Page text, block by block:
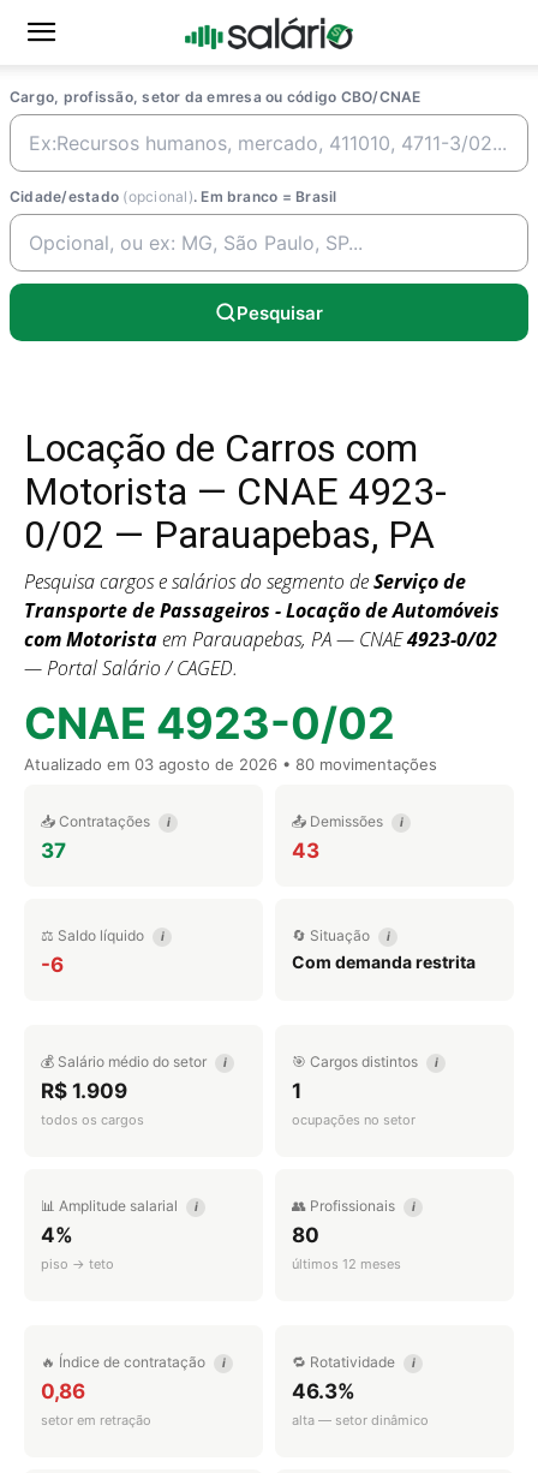
Cargo, profissão, setor da emresa ou código CBO/CNAE
Cidade/estado (opcional). Em branco = Brasil
Pesquisar
Locação de Carros com
Motorista — CNAE 4923-
0/02 — Parauapebas, PA
Pesquisa cargos e salários do segmento deServiço de
Transporte de Passageiros - Locação de Automóveis
com Motoristaem Parauapebas, PA — CNAE4923-0/02
— Portal Salário / CAGED.
CNAE 4923-0/02
Atualizado em 03 agosto de 2026 • 80 movimentações
📥 Contratações i
37
📤 Demissões i
43
⚖️ Saldo líquido i
-6
🔄 Situação i
Com demanda restrita
💰 Salário médio do setor i
R$ 1.909
todos os cargos
🎯 Cargos distintos i
1
ocupações no setor
📊 Amplitude salarial i
4%
piso → teto
👥 Profissionais i
80
últimos 12 meses
🔥 Índice de contratação i
0,86
setor em retração
🔁 Rotatividade i
46.3%
alta — setor dinâmico